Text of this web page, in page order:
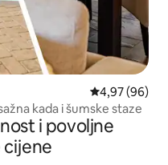
Prosječna
4,97 (96)
kada i šumske staze
i povoljne
cijene